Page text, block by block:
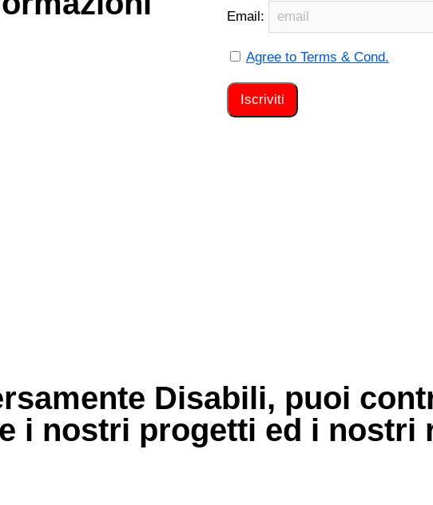
Email:
Agree to Terms & Cond.
Disabili, puoi
i nostri progetti ed i nostri